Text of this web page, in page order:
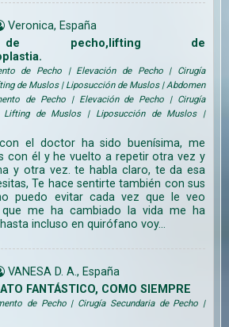
Veronica, España
de pecho,lifting de
de Pecho | Elevación de Pecho | Cirugía
de Muslos | Liposucción de Muslos | Abdomen
de Pecho | Elevación de Pecho | Cirugía
Lifting de Muslos | Liposucción de Muslos |
el doctor ha sido buenísima, me
con él y he vuelto a repetir otra vez y
y otra vez. te habla claro, te da esa
Te hace sentirte también con sus
puedo evitar cada vez que le veo
me ha cambiado la vida me ha
incluso en quirófano voy...
VANESA D. A., España
FANTÁSTICO, COMO SIEMPRE
de Pecho | Cirugía Secundaria de Pecho |